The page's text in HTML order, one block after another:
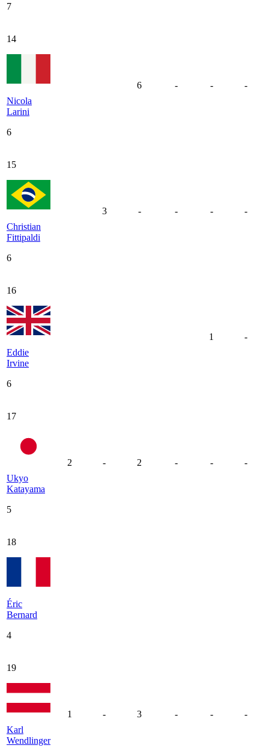
7
14
Nicola
Larini
6
6 - - -
15
Christian
Fittipaldi
6
3 - - - -
16
Eddie
Irvine
6
1 -
17
Ukyo
Katayama
5
2 - 2 - - -
18
Éric
Bernard
4
19
Karl
Wendlinger
1 - 3 - - -